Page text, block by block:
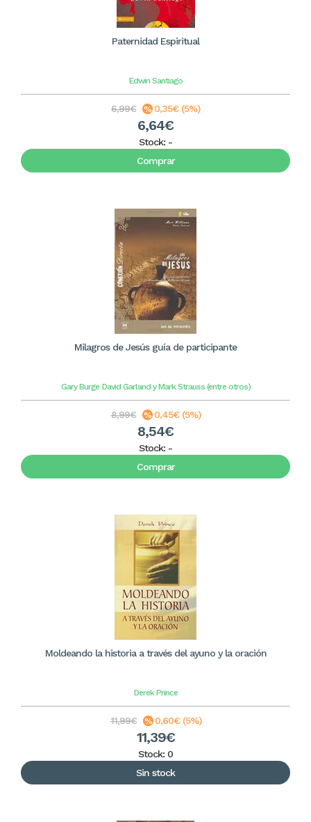
Paternidad Espiritual
Edwin Santiago
6,99€ 0,35€ (5%)
6,64€
Stock: -
Comprar
Milagros de Jesús guía de participante
Gary Burge David Garland y Mark Strauss (entre otros)
8,99€ 0,45€ (5%)
8,54€
Stock: -
Comprar
Moldeando la historia a través del ayuno y la oración
Derek Prince
11,99€ 0,60€ (5%)
11,39€
Stock: 0
Sin stock